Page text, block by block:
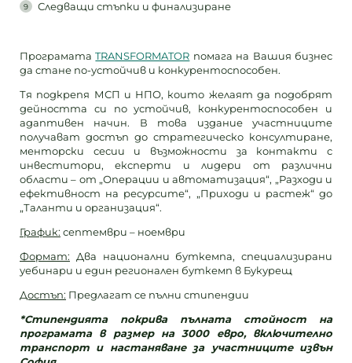
Следващи стъпки и финализиране
ПрограматаTRANSFORMATOR помага на Вашия бизнес
да стане по-устойчив и конкурентоспособен.
Тя подкрепя МСП и НПО, които желаят да подобрят
дейността си по устойчив, конкурентоспособен и
адаптивен начин. В това издание участниците
получават достъп до стратегическо консултиране,
менторски сесии и възможности за контакти с
инвеститори, експерти и лидери от различни
области – от „Операции и автоматизация“, „Разходи и
ефективност на ресурсите“, „Приходи и растеж“ до
„Таланти и организация“.
График: септември – ноември
Формат: Два национални буткемпа, специализирани
уебинари и един регионален буткемп в Букурещ
Достъп: Предлагат се пълни стипендии
*Стипендията покрива пълната стойност на
програмата в размер на 3000 евро, включително
транспорт и настаняване за участниците извън